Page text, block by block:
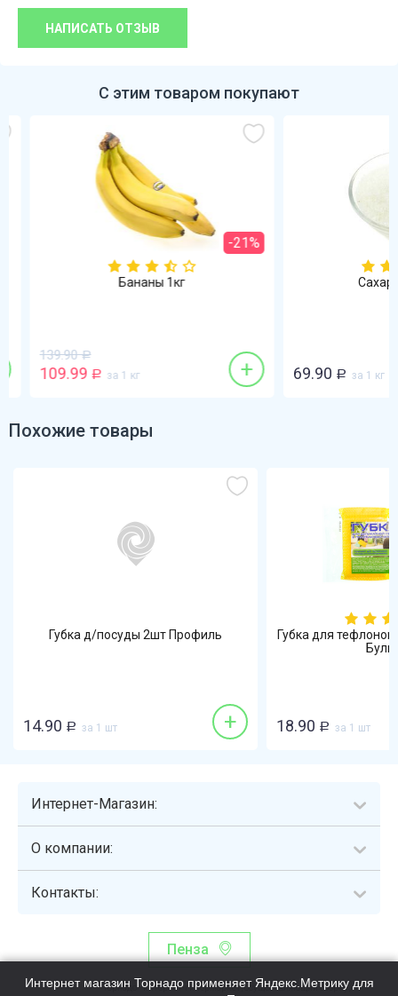
НАПИСАТЬ ОТЗЫВ
С этим товаром покупают
-21%
Бананы 1кг
139.90 Р
109.99 Р за 1 кг +
Сахар-
69.90 Р за 1 кг
Похожие товары
Губка д/посуды 2шт Профиль
14.90 Р за 1 шт +
Губка для
18.90 Р за 1 шт
Интернет-Магазин:
О компании:
Контакты:
Пенза
Торнадо - интернет-гипермаркет, осуществляющий сборку,
Интернет магазин Торнадо применяет Яндекс.Метрику для